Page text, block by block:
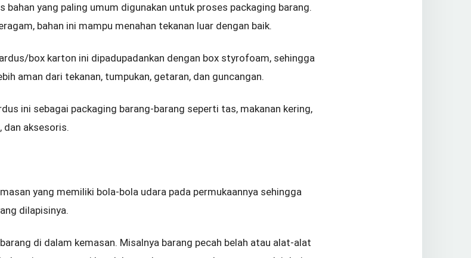
bahan yang paling umum digunakan untuk proses packaging barang.
bahan ini mampu menahan tekanan luar dengan baik.
box karton ini dipadupadankan dengan box styrofoam, sehingga
aman dari tekanan, tumpukan, getaran, dan guncangan.
ini sebagai packaging barang-barang seperti tas, makanan kering,
dan aksesoris.
yang memiliki bola-bola udara pada permukaannya sehingga
dilapisinya.
di dalam kemasan. Misalnya barang pecah belah atau alat-alat